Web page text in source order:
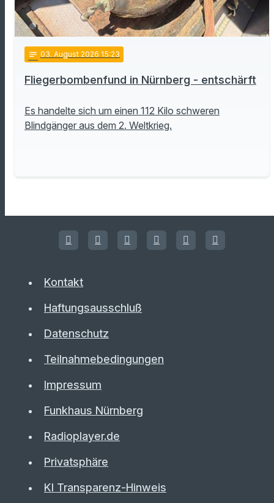
notes 03. August 2026 15:23
Fliegerbombenfund in Nürnberg - entschärft
Es handelte sich um einen 112 Kilo schweren
Blindgänger aus dem 2. Weltkrieg.
Kontakt
Haftungsausschluß
Datenschutz
Teilnahmebedingungen
Impressum
Funkhaus Nürnberg
Radioplayer.de
Privatsphäre
KI Transparenz-Hinweis